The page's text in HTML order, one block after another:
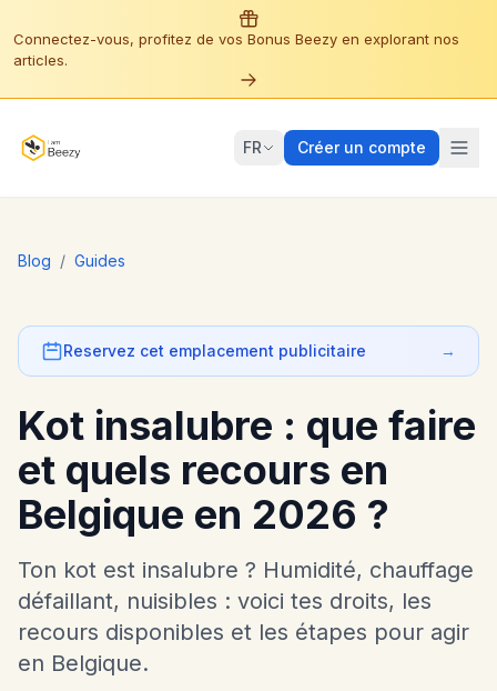
Connectez-vous, profitez de vos Bonus Beezy en explorant nos
articles.
FR Créer un compte
Blog / Guides
Reservez cet emplacement publicitaire →
Kot insalubre : que faire
et quels recours en
Belgique en 2026 ?
Ton kot est insalubre ? Humidité, chauffage
défaillant, nuisibles : voici tes droits, les
recours disponibles et les étapes pour agir
en Belgique.